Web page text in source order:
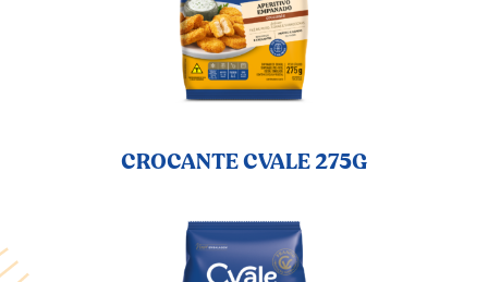
CROCANTE CVALE 275G